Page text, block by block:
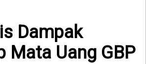
Dampak
Mata Uang GBP